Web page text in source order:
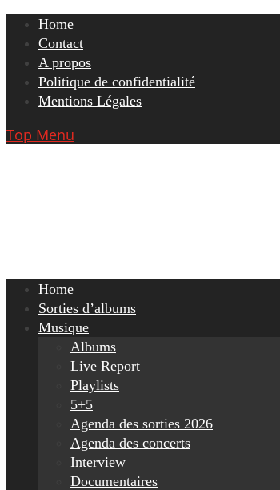
Skip
content
Home
Contact
A propos
Politique de confidentialité
Mentions Légales
Top Menu
Home
Sorties d’albums
Musique
Albums
Live Report
Playlists
5+5
Agenda des sorties 2026
Agenda des concerts
Interview
Documentaires